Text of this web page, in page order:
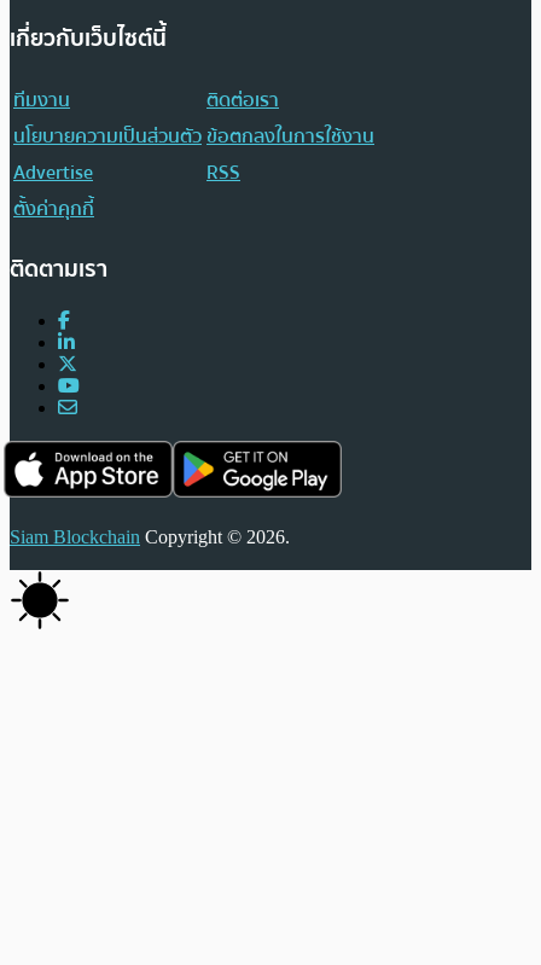
เกี่ยวกับเว็บไซต์นี้
ทีมงาน
ติดต่อเรา
นโยบายความเป็นส่วนตัวข้อตกลงในการใช้งาน
Advertise
RSS
ตั้งค่าคุกกี้
ติดตามเรา
Siam Blockchain Copyright © 2026.